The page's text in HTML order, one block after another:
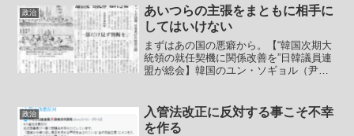
者」として黙らせようとし...
政治
あいつらの主張をまともに相手に
してはいけない
まずはあの国の悪癖から。【“韓国次期大
統領の就任契機に関係改善を”日韓議員連
盟が総会】韓国のユン・ソギョル（尹錫
連盟の総会が開かれ、政権交代をきっか
けに両国の関係改善に向...
政治
入管法改正に反対する事こそ不幸
を作る